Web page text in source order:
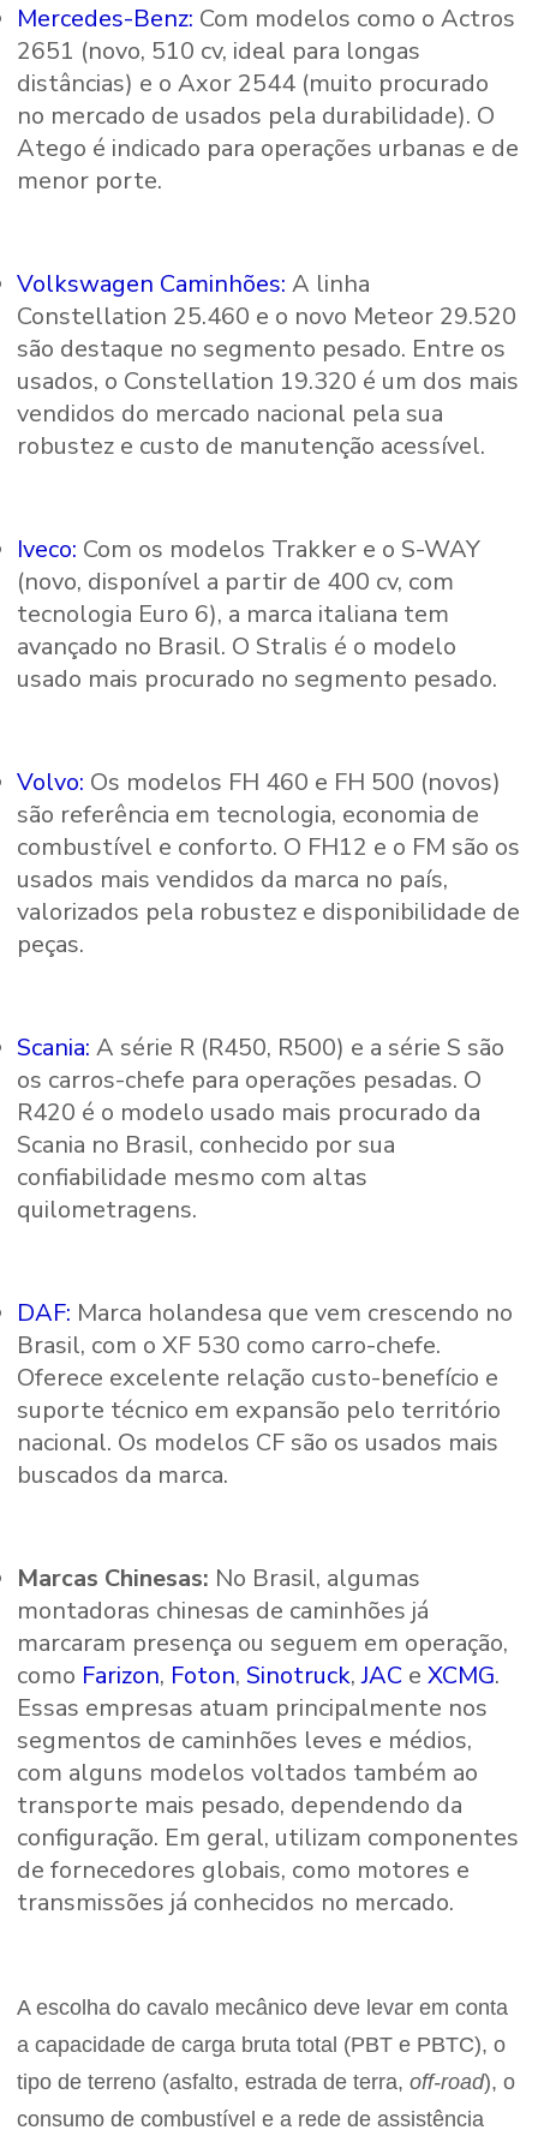
Mercedes-Benz: Com modelos como o Actros
2651 (novo, 510 cv, ideal para longas
distâncias) e o Axor 2544 (muito procurado
no mercado de usados pela durabilidade). O
Atego é indicado para operações urbanas e de
menor porte.
Volkswagen Caminhões: A linha
Constellation 25.460 e o novo Meteor 29.520
são destaque no segmento pesado. Entre os
usados, o Constellation 19.320 é um dos mais
vendidos do mercado nacional pela sua
robustez e custo de manutenção acessível.
Iveco: Com os modelos Trakker e o S-WAY
(novo, disponível a partir de 400 cv, com
tecnologia Euro 6), a marca italiana tem
avançado no Brasil. O Stralis é o modelo
usado mais procurado no segmento pesado.
Volvo: Os modelos FH 460 e FH 500 (novos)
são referência em tecnologia, economia de
combustível e conforto. O FH12 e o FM são os
usados mais vendidos da marca no país,
valorizados pela robustez e disponibilidade de
peças.
Scania: A série R (R450, R500) e a série S são
os carros-chefe para operações pesadas. O
R420 é o modelo usado mais procurado da
Scania no Brasil, conhecido por sua
confiabilidade mesmo com altas
quilometragens.
DAF: Marca holandesa que vem crescendo no
Brasil, com o XF 530 como carro-chefe.
Oferece excelente relação custo-benefício e
suporte técnico em expansão pelo território
nacional. Os modelos CF são os usados mais
buscados da marca.
Marcas Chinesas: No Brasil, algumas
montadoras chinesas de caminhões já
marcaram presença ou seguem em operação,
como Farizon, Foton, Sinotruck,JAC e XCMG.
Essas empresas atuam principalmente nos
segmentos de caminhões leves e médios,
com alguns modelos voltados também ao
transporte mais pesado, dependendo da
configuração. Em geral, utilizam componentes
de fornecedores globais, como motores e
transmissões já conhecidos no mercado.
A escolha do cavalo mecânico deve levar em conta
a capacidade de carga bruta total (PBT e PBTC), o
tipo de terreno (asfalto, estrada de terra, off-road), o
consumo de combustível e a rede de assistência